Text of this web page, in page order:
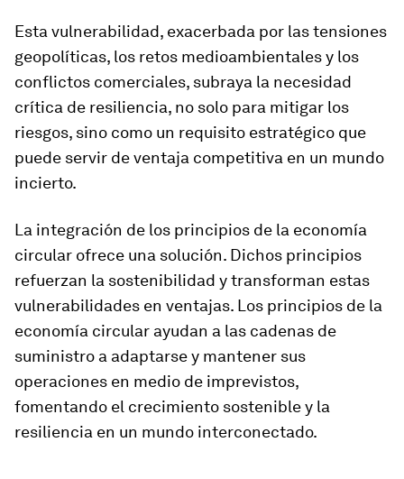
Esta vulnerabilidad, exacerbada por las tensiones
geopolíticas, los retos medioambientales y los
conflictos comerciales, subraya la necesidad
crítica de resiliencia, no solo para mitigar los
riesgos, sino como un requisito estratégico que
puede servir de ventaja competitiva en un mundo
incierto.
La integración de los principios de la economía
circular ofrece una solución. Dichos principios
refuerzan la sostenibilidad y transforman estas
vulnerabilidades en ventajas. Los principios de la
economía circular ayudan a las cadenas de
suministro a adaptarse y mantener sus
operaciones en medio de imprevistos,
fomentando el crecimiento sostenible y la
resiliencia en un mundo interconectado.